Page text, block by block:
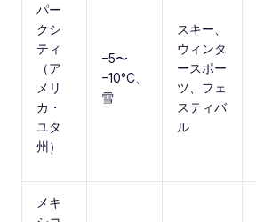
パー
クシ
ティ
（ア
メリ
カ・
ユタ
州）
−5〜
−10°C、
雪
スキー、
ウィンタ
ースポー
ツ、フェ
スティバ
ル
メキ